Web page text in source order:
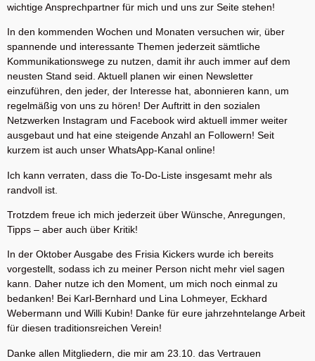
wichtige Ansprechpartner für mich und uns zur Seite stehen!
In den kommenden Wochen und Monaten versuchen wir, über
spannende und interessante Themen jederzeit sämtliche
Kommunikationswege zu nutzen, damit ihr auch immer auf dem
neusten Stand seid. Aktuell planen wir einen Newsletter
einzuführen, den jeder, der Interesse hat, abonnieren kann, um
regelmäßig von uns zu hören! Der Auftritt in den sozialen
Netzwerken Instagram und Facebook wird aktuell immer weiter
ausgebaut und hat eine steigende Anzahl an Followern! Seit
kurzem ist auch unser WhatsApp-Kanal online!
Ich kann verraten, dass die To-Do-Liste insgesamt mehr als
randvoll ist.
Trotzdem freue ich mich jederzeit über Wünsche, Anregungen,
Tipps – aber auch über Kritik!
In der Oktober Ausgabe des Frisia Kickers wurde ich bereits
vorgestellt, sodass ich zu meiner Person nicht mehr viel sagen
kann. Daher nutze ich den Moment, um mich noch einmal zu
bedanken! Bei Karl-Bernhard und Lina Lohmeyer, Eckhard
Webermann und Willi Kubin! Danke für eure jahrzehntelange Arbeit
für diesen traditionsreichen Verein!
Danke allen Mitgliedern, die mir am 23.10. das Vertrauen